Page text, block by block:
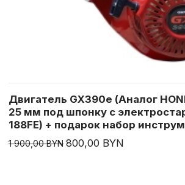
Двигатель GX390e (Аналог
25 мм под шпонку с
188FE) + подарок набор
1 900,00 BYN 800,00 BYN